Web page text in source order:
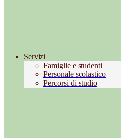
Servizi
Famiglie e studenti
Personale scolastico
Percorsi di studio